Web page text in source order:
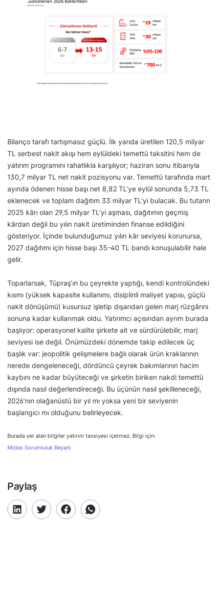
Bilanço tarafı tartışmasız güçlü. İlk yarıda üretilen 120,5 milyar
TL serbest nakit akışı hem eylüldeki temettü taksitini hem de
yatırım programını rahatlıkla karşılıyor; haziran sonu itibarıyla
130,7 milyar TL net nakit pozisyonu var. Temettü tarafında mart
ayında ödenen hisse başı net 8,82 TL’ye eylül sonunda 5,73 TL
eklenecek ve toplam dağıtım 33 milyar TL’yi bulacak. Bu tutarın
2025 kârı olan 29,5 milyar TL’yi aşması, dağıtımın geçmiş
kârdan değil bu yılın nakit üretiminden finanse edildiğini
gösteriyor. İçinde bulunduğumuz yılın kâr seviyesi korunursa,
2027 dağıtımı için hisse başı 35-40 TL bandı konuşulabilir hale
gelir.
Toparlarsak, Tüpraş’ın bu çeyrekte yaptığı, kendi kontrolündeki
kısmı (yüksek kapasite kullanımı, disiplinli maliyet yapısı, güçlü
nakit dönüşümü) kusursuz işletip dışarıdan gelen marj rüzgârını
sonuna kadar kullanmak oldu. Yatırımcı açısından ayrım burada
başlıyor: operasyonel kalite şirkete ait ve sürdürülebilir, marj
seviyesi ise değil. Önümüzdeki dönemde takip edilecek üç
başlık var: jeopolitik gelişmelere bağlı olarak ürün kraklarının
nerede dengeleneceği, dördüncü çeyrek bakımlarının hacim
kaybını ne kadar büyüteceği ve şirketin biriken nakdi temettü
dışında nasıl değerlendireceği. Bu üçünün nasıl şekilleneceği,
2026’nın olağanüstü bir yıl mı yoksa yeni bir seviyenin
başlangıcı mı olduğunu belirleyecek.
Burada yer alan bilgiler yatırım tavsiyesi içermez. Bilgi için:
Midas Sorumluluk Beyanı
Paylaş